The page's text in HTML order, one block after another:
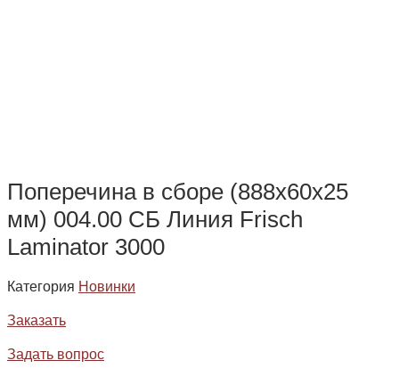
Поперечина в сборе (888х60х25
мм) 004.00 СБ Линия Frisch
Laminator 3000
Категория Новинки
Заказать
Задать вопрос